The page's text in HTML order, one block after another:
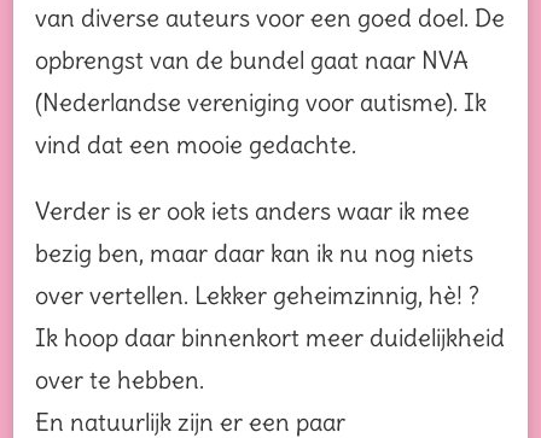
van diverse auteurs voor een goed doel. De
opbrengst van de bundel gaat naar NVA
(Nederlandse vereniging voor autisme). Ik
vind dat een mooie gedachte.
Verder is er ook iets anders waar ik mee
bezig ben, maar daar kan ik nu nog niets
over vertellen. Lekker geheimzinnig, hè! ?
Ik hoop daar binnenkort meer duidelijkheid
over te hebben.
En natuurlijk zijn er een paar